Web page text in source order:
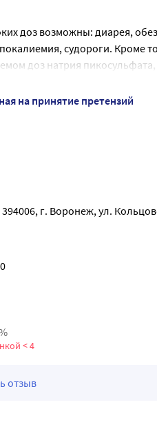
расщепление натрия
эффектом активного
внутрь около 10,4 % от
доз препарата выведение
доз возможны: диарея,
судороги. Кроме
доз натрия
слабительные, при
повреждение почечных
препарата после
и коррекция
на принятие претензий
г. Воронеж, ул.
< 4
отзыв